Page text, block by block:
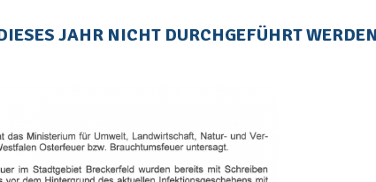
JAHR NICHT DURCHGEFÜHRT